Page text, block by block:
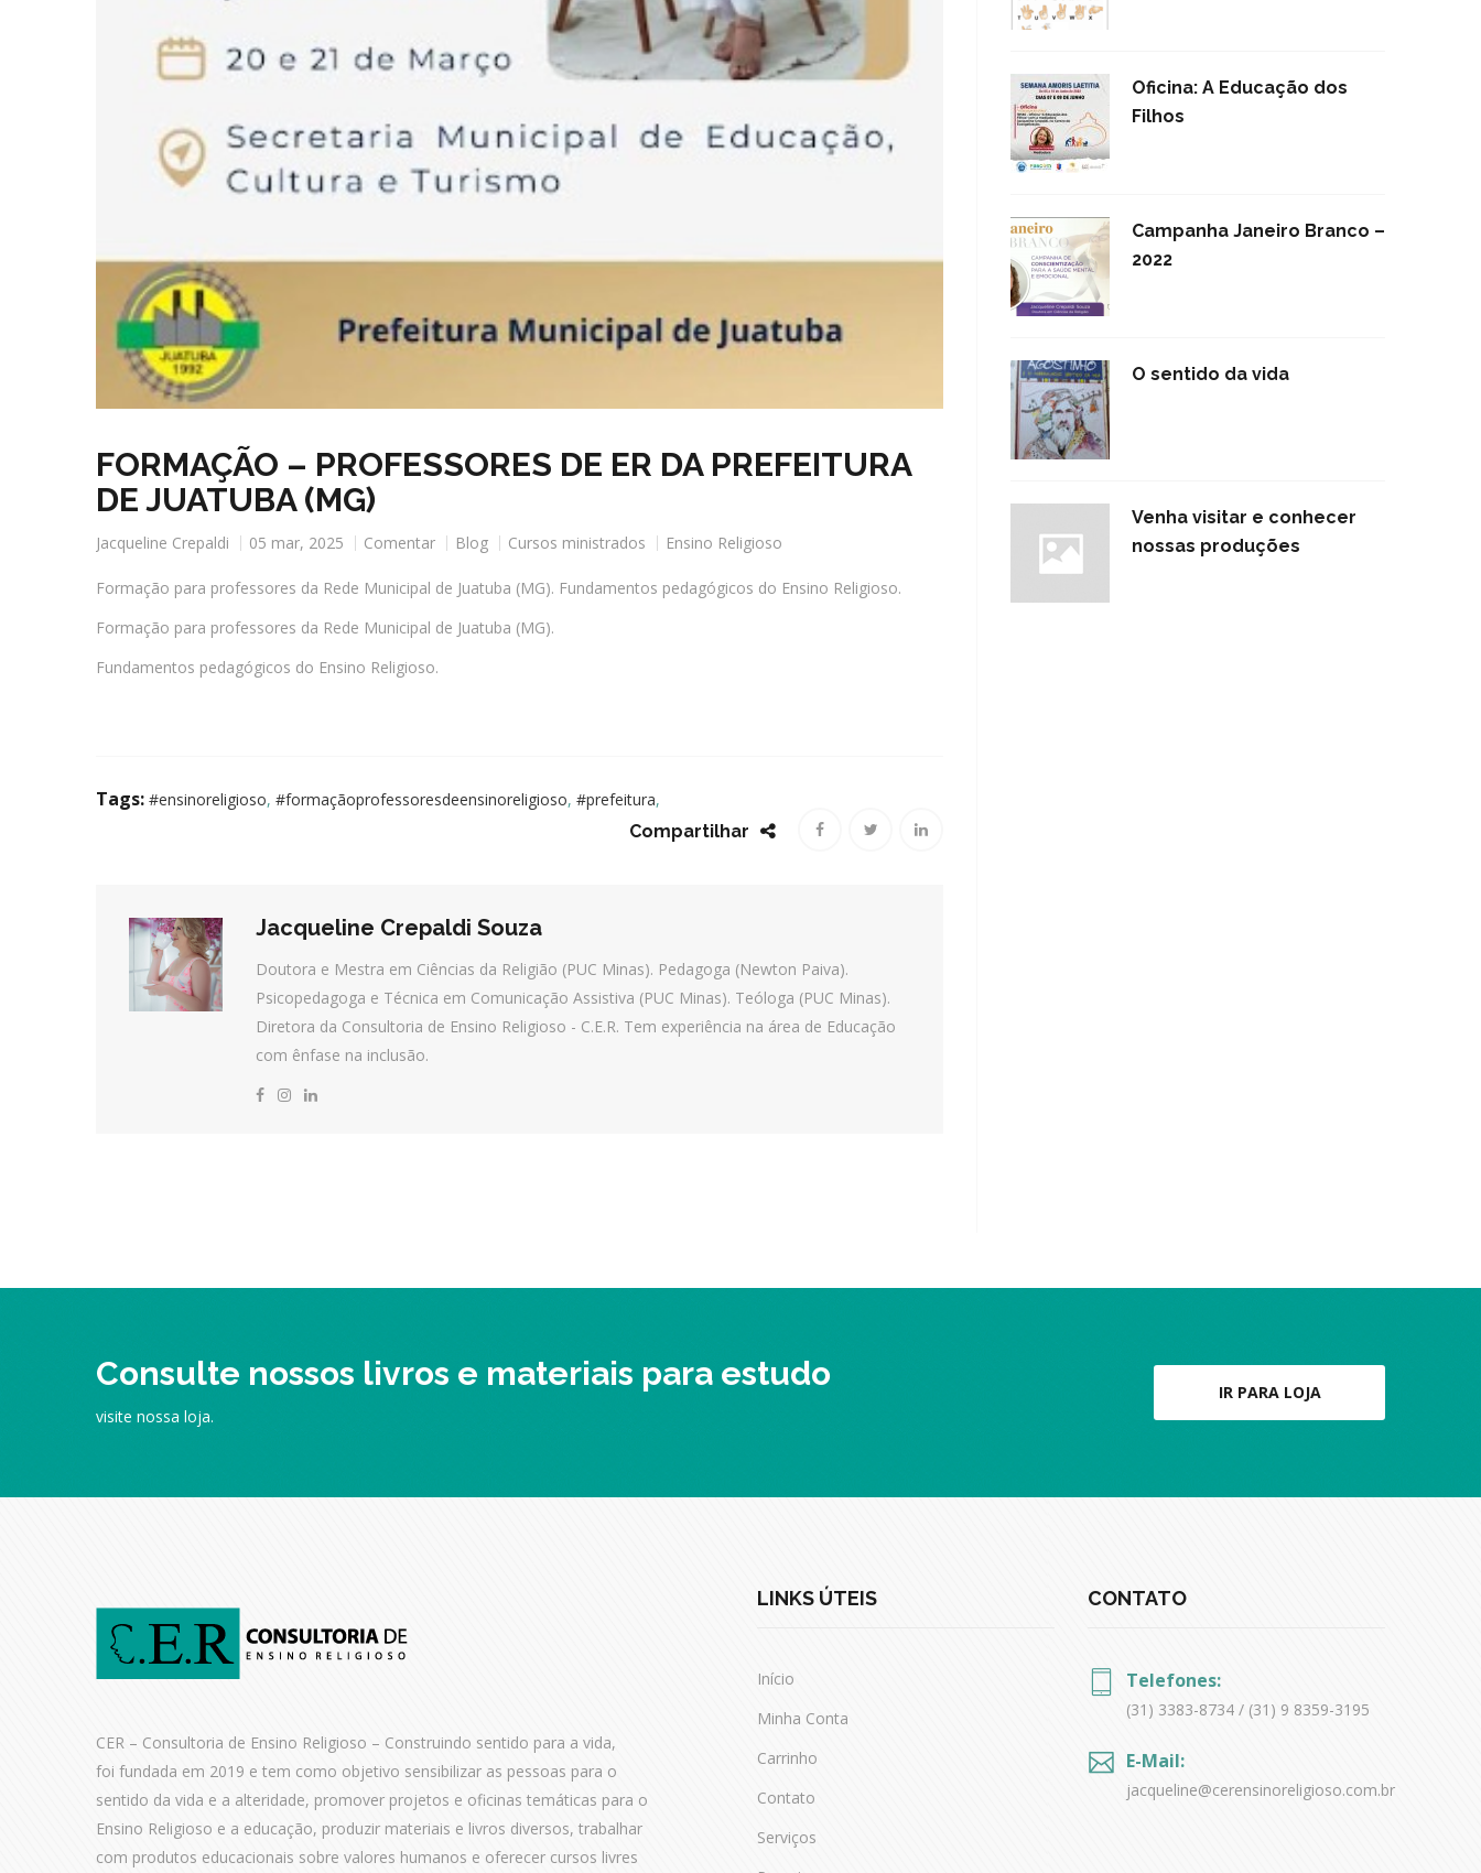
FORMAÇÃO – PROFESSORES DE ER DA PREFEITURA
DE JUATUBA (MG)
Jacqueline Crepaldi 05 mar, 2025 Comentar Blog Cursos ministrados Ensino Religioso
Formação para professores da Rede Municipal de Juatuba (MG). Fundamentos pedagógicos do Ensino Religioso.
Formação para professores da Rede Municipal de Juatuba (MG).
Fundamentos pedagógicos do Ensino Religioso.
Tags: #ensinoreligioso, #formaçãoprofessoresdeensinoreligioso, #prefeitura,
Compartilhar
Jacqueline Crepaldi Souza
Doutora e Mestra em Ciências da Religião (PUC Minas). Pedagoga (Newton Paiva).
Psicopedagoga e Técnica em Comunicação Assistiva (PUC Minas). Teóloga (PUC Minas).
Diretora da Consultoria de Ensino Religioso - C.E.R. Tem experiência na área de Educação
com ênfase na inclusão.
Oficina: A Educação dos
Filhos
Campanha Janeiro Branco –
2022
O sentido da vida
Venha visitar e conhecer
nossas produções
Consulte nossos livros e materiais para estudo
visite nossa loja.
IR PARA LOJA
CER – Consultoria de Ensino Religioso – Construindo sentido para a vida,
foi fundada em 2019 e tem como objetivo sensibilizar as pessoas para o
sentido da vida e a alteridade, promover projetos e oficinas temáticas para o
Ensino Religioso e a educação, produzir materiais e livros diversos, trabalhar
com produtos educacionais sobre valores humanos e oferecer cursos livres
LINKS ÚTEIS
Início
Minha Conta
Carrinho
Contato
Serviços
CONTATO
Telefones:
(31) 3383-8734 / (31) 9 8359-3195
E-Mail:
jacqueline@cerensinoreligioso.com.br